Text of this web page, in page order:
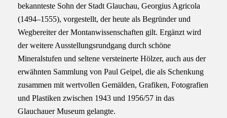
bekannteste Sohn der Stadt Glauchau, Georgius Agricola
(1494–1555), vorgestellt, der heute als Begründer und
Wegbereiter der Montanwissenschaften gilt. Ergänzt wird
der weitere Ausstellungsrundgang durch schöne
Mineralstufen und seltene versteinerte Hölzer, auch aus der
erwähnten Sammlung von Paul Geipel, die als Schenkung
zusammen mit wertvollen Gemälden, Grafiken, Fotografien
und Plastiken zwischen 1943 und 1956/57 in das
Glauchauer Museum gelangte.